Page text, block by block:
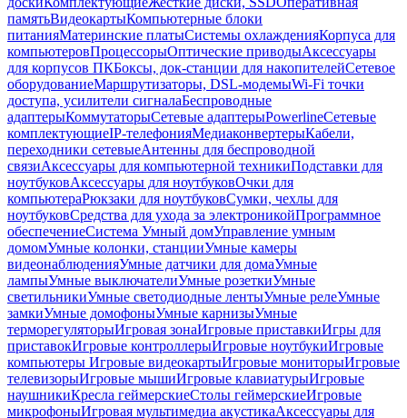
памятьВидеокартыКомпьютерные блоки
питанияМатеринские платыСистемы охлажденияКорпуса для
компьютеровПроцессорыОптические приводыАксессуары
для корпусов ПКБоксы, док-станции для накопителейСетевое
оборудованиеМаршрутизаторы, DSL-модемыWi-Fi точки
доступа, усилители сигналаБеспроводные
адаптерыКоммутаторыСетевые адаптерыPowerlineСетевые
комплектующиеIP-телефонияМедиаконвертерыКабели,
переходники сетевыеАнтенны для беспроводной
связиАксессуары для компьютерной техникиПодставки для
ноутбуковАксессуары для ноутбуковОчки для
компьютераРюкзаки для ноутбуковСумки, чехлы для
ноутбуковСредства для ухода за электроникойПрограммное
обеспечениеСистема Умный домУправление умным
домомУмные колонки, станцииУмные камеры
видеонаблюденияУмные датчики для домаУмные
лампыУмные выключателиУмные розеткиУмные
светильникиУмные светодиодные лентыУмные релеУмные
замкиУмные домофоныУмные карнизыУмные
терморегуляторыИгровая зонаИгровые приставкиИгры для
приставокИгровые контроллерыИгровые ноутбукиИгровые
компьютеры Игровые видеокартыИгровые мониторыИгровые
телевизорыИгровые мышиИгровые клавиатурыИгровые
наушникиКресла геймерскиеСтолы геймерскиеИгровые
микрофоныИгровая мультимедиа акустикаАксессуары для